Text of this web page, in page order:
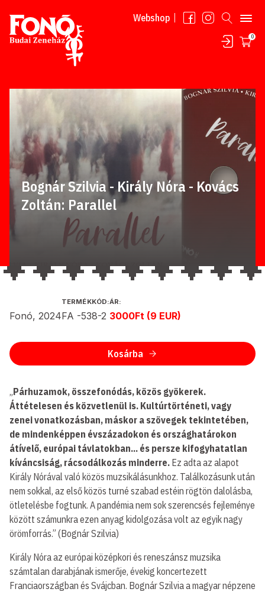
Tovább a tartalomhoz Webshop
0
Bognár Szilvia - Király Nóra - Kovács
Zoltán: Parallel
ÉS
ÉVE:
Fonó, 2024
TERMÉKKÓD:
FA -538-2
ÁR:
3000Ft (9 EUR)
Kosárba
„Párhuzamok, összefonódás, közös gyökerek.
Áttételesen és közvetlenül is. Kultúrtörténeti, vagy
zenei vonatkozásban, máskor a szövegek tekintetében,
de mindenképpen évszázadokon és országhatárokon
átívelő, európai távlatokban... és persze kifogyhatatlan
kíváncsiság, rácsodálkozás minderre. Ez adta az alapot
Király Nórával való közös muzsikálásunkhoz. Találkozásunk után
nem sokkal, az első közös turné szabad estéin rögtön dalolásba,
ötletelésbe fogtunk. A pandémia nem sok szerencsés fejleménye
között számunkra ezen anyag kidolgozása volt az egyik nagy
örömforrás.” (Bognár Szilvia)
Király Nóra az európai középkori és reneszánsz muzsika
számtalan darabjának ismerője, évekig koncertezett
Franciaországban és Svájcban. Bognár Szilvia a magyar népzene